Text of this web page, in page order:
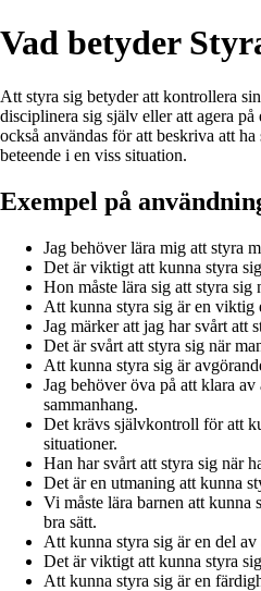
Vad betyder
Att styra sig betyder att kontrollera
disciplinera sig själv eller att agera
också användas för att beskriva att
beteende i en viss situation.
Exempel på
Jag behöver lära mig att styra
Det är viktigt att kunna styra
Hon måste lära sig att styra sig
Att kunna styra sig är en viktig
Jag märker att jag har svårt att
Det är svårt att styra sig när
Att kunna styra sig är
Jag behöver öva på att klara
sammanhang.
Det krävs självkontroll för att
situationer.
Han har svårt att styra sig när
Det är en utmaning att kunna
Vi måste lära barnen att kunna
bra sätt.
Att kunna styra sig är en del
Det är viktigt att kunna styra
Att kunna styra sig är en